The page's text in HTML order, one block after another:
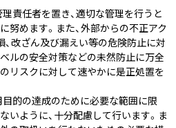
責任者を置き、適切な管理を行うと
努めます。また、外部からの不正アク
、改ざん及び漏えい等の危険防止に対
ルの安全対策などの未然防止に万全
リスクに対して速やかに是正処置を
的の達成のために必要な範囲に限
いように、十分配慮して行います。ま